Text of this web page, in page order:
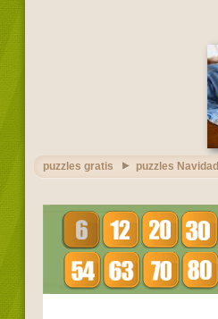
puzzles gratis puzzles Navidad